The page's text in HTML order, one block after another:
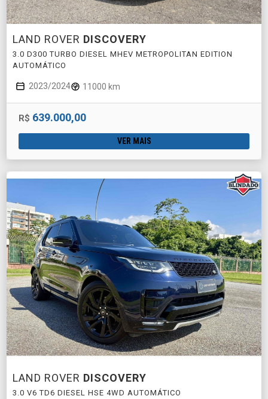
LAND ROVER DISCOVERY
3.0 D300 TURBO DIESEL MHEV METROPOLITAN EDITION
AUTOMÁTICO
2023/2024 11000 km
R$ 639.000,00
VER MAIS
LAND ROVER DISCOVERY
3.0 V6 TD6 DIESEL HSE 4WD AUTOMÁTICO